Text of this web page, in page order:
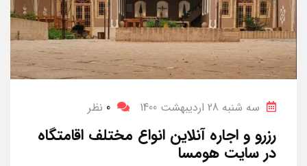
سه شنبه 28 اردیبهشت 1400 0 نظر
رزرو و اجاره آنلاین انواع مختلف اقامتگاه
در سایت هومسا